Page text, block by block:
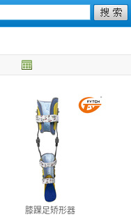
膝踝足矫形器